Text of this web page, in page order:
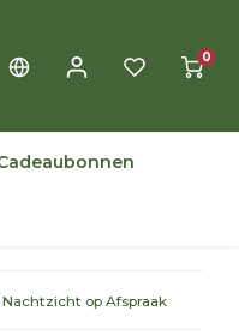
0
op Afspraak